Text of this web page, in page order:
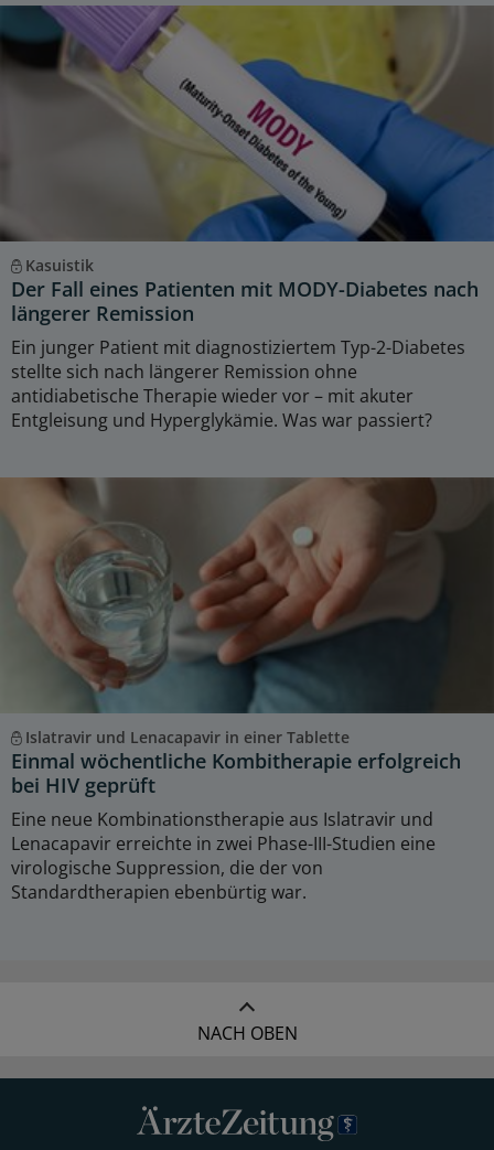
Kasuistik
Der Fall eines Patienten mit MODY-Diabetes nach
längerer Remission
Ein junger Patient mit diagnostiziertem Typ-2-Diabetes
stellte sich nach längerer Remission ohne
antidiabetische Therapie wieder vor – mit akuter
Entgleisung und Hyperglykämie. Was war passiert?
Islatravir und Lenacapavir in einer Tablette
Einmal wöchentliche Kombitherapie erfolgreich
bei HIV geprüft
Eine neue Kombinationstherapie aus Islatravir und
Lenacapavir erreichte in zwei Phase-III-Studien eine
virologische Suppression, die der von
Standardtherapien ebenbürtig war.
NACH OBEN